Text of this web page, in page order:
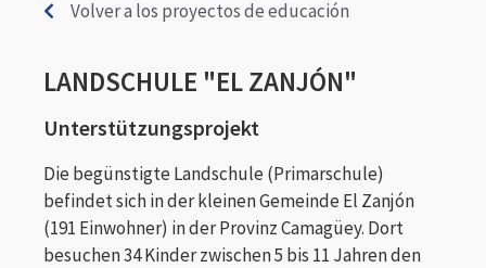
Volver a los proyectos de educación
LANDSCHULE "EL ZANJÓN"
Unterstützungsprojekt
Die begünstigte Landschule (Primarschule)
befindet sich in der kleinen Gemeinde El Zanjón
(191 Einwohner) in der Provinz Camagüey. Dort
besuchen 34 Kinder zwischen 5 bis 11 Jahren den